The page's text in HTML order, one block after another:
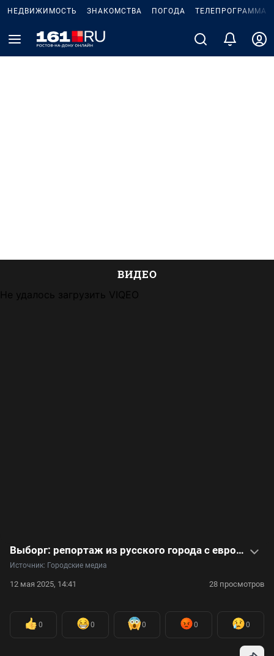
НЕДВИЖИМОСТЬ ЗНАКОМСТВА ПОГОДА ТЕЛЕПРОГРАММА
ВИДЕО
Не удалось загрузить VIQEO
Выборг: репортаж из русского города с европейским колоритом
Источник: Городские медиа
12 мая 2025, 14:41 28 просмотров
0 0 0 0 0